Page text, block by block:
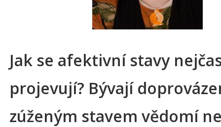
Jak se afektivní stavy
projevují? Bývají
zúženým stavem vědomí